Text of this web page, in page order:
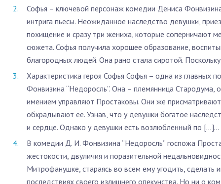
Софья – ключевой персонаж комедии Дениса Фонвизина
интрига пьесы. Неожиданное наследство девушки,
похищение и сразу три жениха, которые соперничают
сюжета. Софья получила хорошее образование,
благородных людей. Она рано стала сиротой.
Характеристика героя Софья Софья – одна из главных
Фонвизина “Недоросль”. Она – племянница Стародума,
имением управляют Простаковы. Они же
обкрадывают ее. Узнав, что у девушки богатое
и сердце. Однако у девушки есть возлюбленный по […]...
В комедии Д. И. Фонвизина “Недоросль” госпожа
жестокости, двуличия и поразительной
Митрофанушке, стараясь во всем ему угодить, сделать
последствиях своего излишнего опекунства. Но ни о